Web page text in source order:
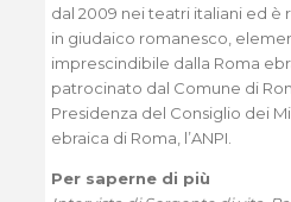
dal 2009 nei teatri italiani ed
in giudaico romanesco,
imprescindibile dalla Roma
patrocinato dal Comune di
Presidenza del Consiglio dei
ebraica di Roma, l’ANPI.
Per saperne di più